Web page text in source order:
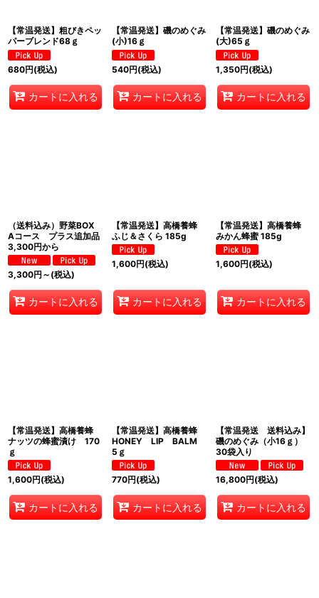
【常温発送】粗びきペッ
パーブレンド68ｇ
680円(税込)
カートに入れる
【常温発送】磯のめぐみ
(小)16ｇ
540円(税込)
カートに入れる
【常温発送】磯のめぐみ
(大)65ｇ
1,350円(税込)
カートに入れる
（送料込み）野菜BOX
Aコース プラス追加品
3,300円から
3,300円 ～ (税込)
カートに入れる
【常温発送】高橋養蜂
ふじ＆さくら 185g
1,600円(税込)
カートに入れる
【常温発送】高橋養蜂
みかん蜂蜜 185g
1,600円(税込)
カートに入れる
【常温発送】高橋養蜂
ナッツの蜂蜜漬け 170
ｇ
1,600円(税込)
カートに入れる
【常温発送】高橋養蜂
HONEY LIP BALM
5ｇ
770円(税込)
カートに入れる
【常温発送 送料込み】
磯のめぐみ（小16ｇ）
30袋入り
16,800円(税込)
カートに入れる